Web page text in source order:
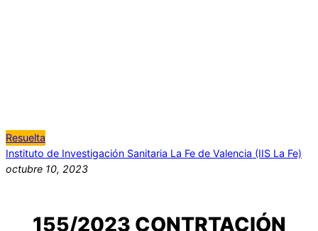
Resuelta
Instituto de Investigación Sanitaria La Fe de Valencia (IIS La Fe)
octubre 10, 2023
155/2023 CONTRTACIÓN